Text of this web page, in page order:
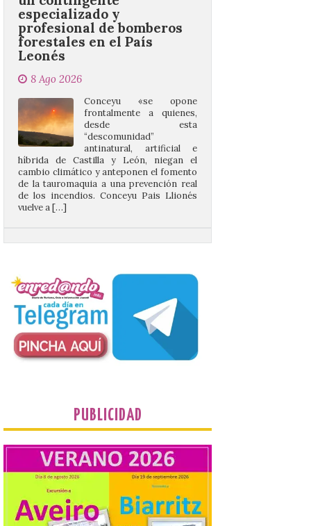
Leonés
8 Ago 2026
antinatural, artificial e
híbrida de Castilla y León, niegan el
cambio climático y anteponen el fomento
de la tauromaquia a una prevención real
de los incendios. Conceyu Pais Llionés
vuelve a […]
Santander aconseja acudir
vehículo privado para el
8 Ago 2026
El TUS cuenta con líneas
que llegan a la zona en
puntos como el faro de
Cabo Mayor, Cueto,
Corbanera o Ciriego y
Turismo de Extremadura
impulsa nuevas
iniciativas relacionadas
con el trío de eclipses para
afianzar a Extremadura
como referente en
astroturismo
PUBLICIDAD